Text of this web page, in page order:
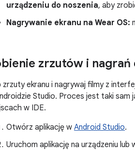
urządzeniu do noszenia, aby
Nagrywanie ekranu na Wear OS:
zrzutów i
zrzuty ekranu i nagrywaj filmy z
Studio. Proces jest taki sam
w IDE.
Otwórz aplikację w Android Studio.
Uruchom aplikację na urządzeniu lub